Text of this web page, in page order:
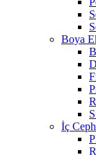
Boya
İç